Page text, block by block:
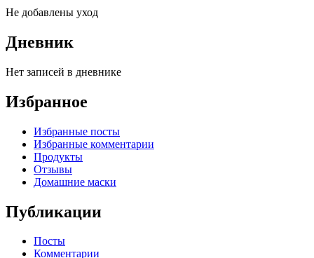
Не добавлены уход
Дневник
Нет записей в дневнике
Избранное
Избранные посты
Избранные комментарии
Продукты
Отзывы
Домашние маски
Публикации
Посты
Комментарии